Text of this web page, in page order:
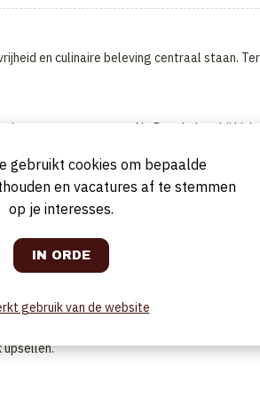
en culinaire beleving centraal staan. Ter
voor onze gasten. Als Rangkelner bij Link
van onze maître d’hôtel. Gastvrijheid staat
het moment dat ze binnenkomen tot hun
van de gasten noteert.. Met jouw
Je geeft advies en suggesties, waardoor
is.
gasten deskundig adviseren bij hun
upsellen.
gebruikt cookies om bepaalde
en vacatures af te stemmen
op je interesses.
gebruik van de website